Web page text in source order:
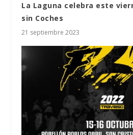
La Laguna celebra este
sin Coches
21 septiembre 2023